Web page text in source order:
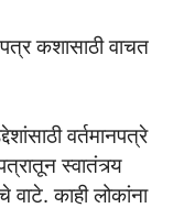
कशासाठी वाचत
वर्तमानपत्रे
स्वातंत्र्य
काही लोकांना